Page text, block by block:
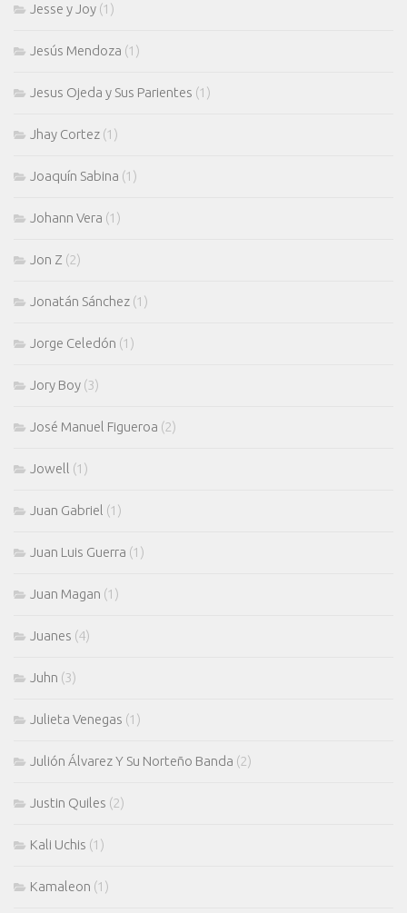
Jesse y Joy (1)
Jesús Mendoza (1)
Jesus Ojeda y Sus Parientes (1)
Jhay Cortez (1)
Joaquín Sabina (1)
Johann Vera (1)
Jon Z (2)
Jonatán Sánchez (1)
Jorge Celedón (1)
Jory Boy (3)
José Manuel Figueroa (2)
Jowell (1)
Juan Gabriel (1)
Juan Luis Guerra (1)
Juan Magan (1)
Juanes (4)
Juhn (3)
Julieta Venegas (1)
Julión Álvarez Y Su Norteño Banda (2)
Justin Quiles (2)
Kali Uchis (1)
Kamaleon (1)